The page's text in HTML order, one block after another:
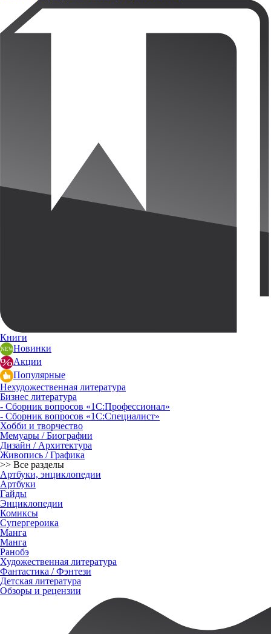
Книги
Новинки
Акции
Популярные
Нехудожественная литература
Бизнес литература
- Сборник вопросов «1С:Профессионал»
- Сборник вопросов «1С:Специалист»
Хобби и творчество
Мемуары / Биографии
Дизайн / Архитектура
Живопись / Графика
>> Все разделы
Артбуки, энциклопедии
Артбуки
Гайды
Энциклопедии
Комиксы
Супергероика
Манга
Манга
Ранобэ
Художественная литература
Фантастика / Фэнтези
Детская литература
Обзоры и рецензии